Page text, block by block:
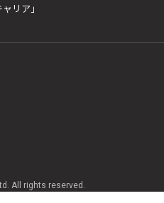
リア」
All rights reserved.